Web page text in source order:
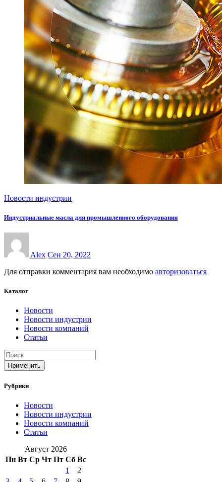
Новости индустрии
Индустриальные масла для промышленного оборудования
Alex Сен 20, 2022
Для отправки комментария вам необходимо авторизоваться
Каталог
Новости
Новости индустрии
Новости компаний
Статьи
Применить
Рубрики
Новости
Новости индустрии
Новости компаний
Статьи
Август 2026
Пн Вт Ср Чт Пт Сб Вс
1
2